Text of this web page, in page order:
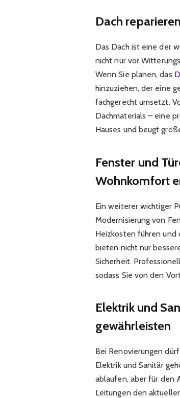
Dach
Das Dach ist eine der
nicht nur vor
Wenn Sie planen, das
hinzuziehen, der eine
fachgerecht umsetzt.
Dachmaterials – eine
Hauses und beugt
Fenster und
Wohnkomfort
Ein weiterer wichtiger
Modernisierung von
Heizkosten führen und
bieten nicht nur
Sicherheit.
sodass Sie von den
Elektrik und
gewährleisten
Bei Renovierungen
Elektrik und Sanitär
ablaufen, aber für den
Leitungen den